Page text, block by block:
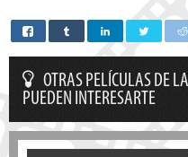
OTRAS PELÍCULAS DE
PUEDEN INTERESARTE